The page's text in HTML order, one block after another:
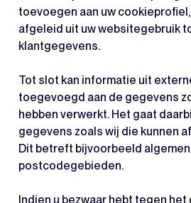
toevoegen aan uw
afgeleid uit uw websitegebruik
klantgegevens.
Tot slot kan informatie uit
toegevoegd aan de gegevens
hebben verwerkt. Het gaat
gegevens zoals wij die kunnen
Dit betreft bijvoorbeeld
postcodegebieden.
Indien u bezwaar hebt tegen het